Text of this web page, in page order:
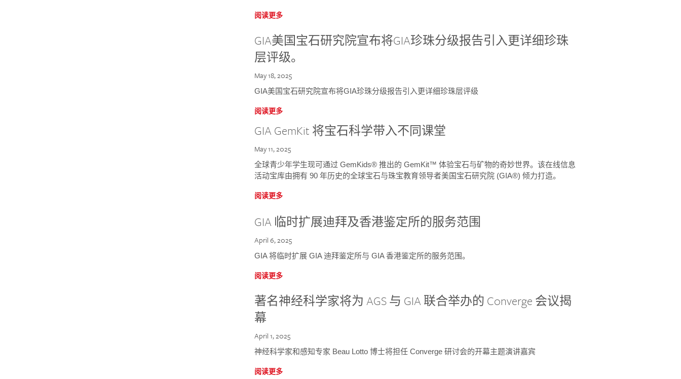
阅读更多
GIA美国宝石研究院宣布将GIA珍珠分级报告引入更详细珍珠
层评级。
May 18, 2025
GIA美国宝石研究院宣布将GIA珍珠分级报告引入更详细珍珠层评级
阅读更多
GIA GemKit 将宝石科学带入不同课堂
May 11, 2025
全球青少年学生现可通过 GemKids® 推出的 GemKit™ 体验宝石与矿物的奇妙世界。该在线信息
活动宝库由拥有 90 年历史的全球宝石与珠宝教育领导者美国宝石研究院 (GIA®) 倾力打造。
阅读更多
GIA 临时扩展迪拜及香港鉴定所的服务范围
April 6, 2025
GIA 将临时扩展 GIA 迪拜鉴定所与 GIA 香港鉴定所的服务范围。
阅读更多
著名神经科学家将为 AGS 与 GIA 联合举办的 Converge 会议揭
幕
April 1, 2025
神经科学家和感知专家 Beau Lotto 博士将担任 Converge 研讨会的开幕主题演讲嘉宾
阅读更多